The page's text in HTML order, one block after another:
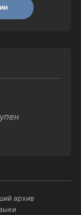
архив